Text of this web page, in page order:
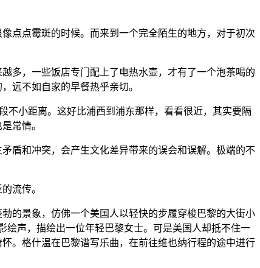
点点霉斑的时候。而来到一个完全陌生的地方，对于初次
多，一些饭店专门配上了电热水壶，才有了一个泡茶喝的
远不如自家的早餐热乎亲切。
不小距离。这好比浦西到浦东那样，看看很近，其实要隔
常情。
盾和冲突，会产生文化差异带来的误会和误解。极端的不
流传。
的景象，仿佛一个美国人以轻快的步履穿梭巴黎的大街小
声，描绘出一位年轻巴黎女士。可是美国人却抵不住一
。格什温在巴黎谱写乐曲，在前往维也纳行程的途中进行